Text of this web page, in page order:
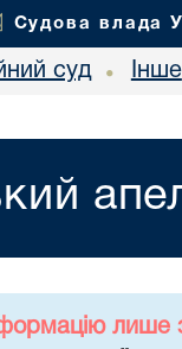
Судова влада
суд • Інше
лише